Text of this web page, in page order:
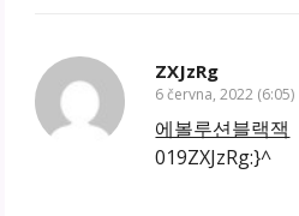
ZXJzRg
6 června, 2022 (6:05)
에볼루션블랙잭
019ZXJzRg:}^